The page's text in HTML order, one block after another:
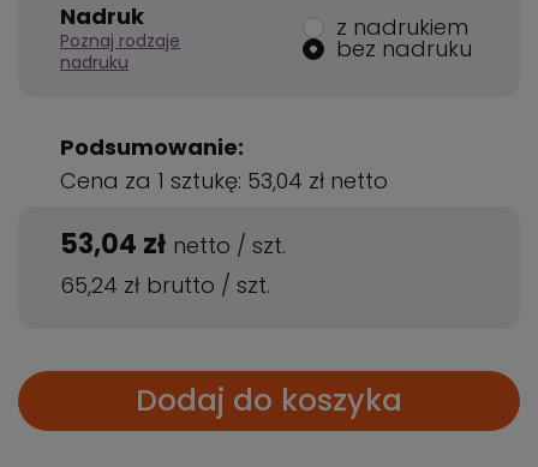
Nadruk
Poznaj rodzaje
nadruku
z nadrukiem
bez nadruku
Podsumowanie:
Cena za 1 sztukę: 53,04 zł netto
53,04 zł netto / szt.
65,24 zł brutto / szt.
Dodaj do koszyka